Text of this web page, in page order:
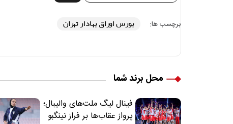
برچسب ها: بورس اوراق بهادار تهران
محل برند شما
فینال لیگ ملت‌های والیبال؛
پرواز عقاب‌ها بر فراز نینگبو